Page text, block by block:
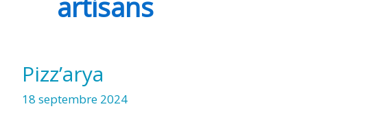
Pizz’arya
18 septembre 2024